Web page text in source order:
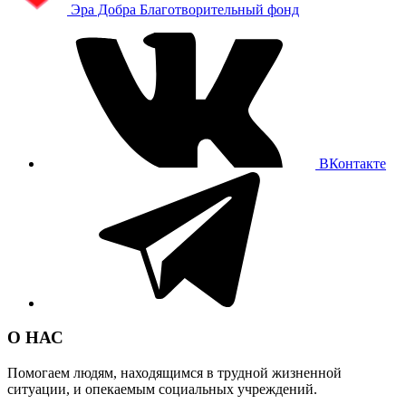
Эра Добра Благотворительный фонд
ВКонтакте
О НАС
Помогаем людям, находящимся в трудной жизненной
ситуации, и опекаемым социальных учреждений.